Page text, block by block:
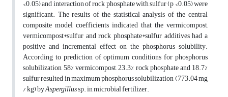
<0.05) and interaction of rock phosphate with sulfur (p <0.05) were
significant. The results of the statistical analysis of the central
composite model coefficients indicated that the vermicompost,
vermicompost*sulfur and rock phosphate*sulfur additives had a
positive and incremental effect on the phosphorus solubility.
According to prediction of optimum conditions for phosphorus
solubilization, 58% vermicompost, 23.3% rock phosphate and 18.7%
sulfur resulted in maximum phosphorus solubilization (773.04 mg
/ kg) byAspergillussp. in microbial fertilizer.